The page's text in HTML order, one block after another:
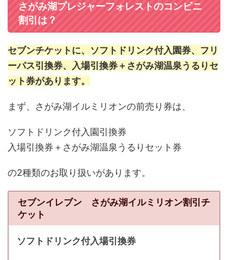
さがみ湖プレジャーフォレストのコンビニ
割引は？
セブンチケットに、ソフトドリンク付入園券、フリ
ーパス引換券、入場引換券＋さがみ湖温泉うるりセ
ット券があります。
まず、さがみ湖イルミリオンの前売り券は、
ソフトドリンク付入園引換券
入場引換券＋さがみ湖温泉うるりセット券
の2種類のお取り扱いがあります。
セブンイレブン さがみ湖イルミリオン割引チ
ケット
ソフトドリンク付入場引換券